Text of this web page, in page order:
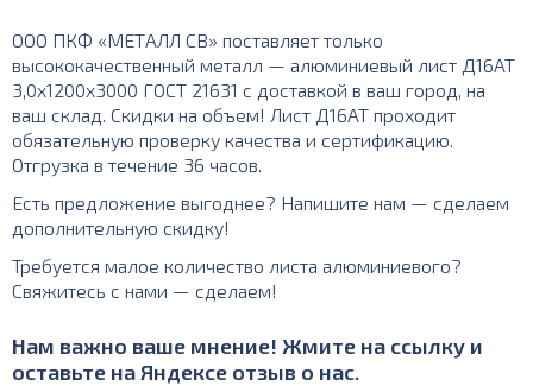
ООО ПКФ «МЕТАЛЛ СВ» поставляет только
высококачественный металл — алюминиевый лист Д16АТ
3,0х1200х3000 ГОСТ 21631 с доставкой в ваш город, на
ваш склад. Скидки на объем! Лист Д16АТ проходит
обязательную проверку качества и сертификацию.
Отгрузка в течение 36 часов.
Есть предложение выгоднее? Напишите нам — сделаем
дополнительную скидку!
Требуется малое количество листа алюминиевого?
Свяжитесь с нами — сделаем!
Нам важно ваше мнение! Жмите на ссылку и
оставьте на Яндексе отзыв о нас.